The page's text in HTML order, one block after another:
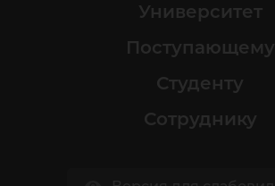
Университет
Поступающему
Студенту
Сотруднику